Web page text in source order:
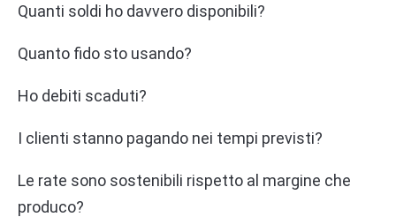
Quanti soldi ho davvero disponibili?
Quanto fido sto usando?
Ho debiti scaduti?
I clienti stanno pagando nei tempi previsti?
Le rate sono sostenibili rispetto al margine che
produco?